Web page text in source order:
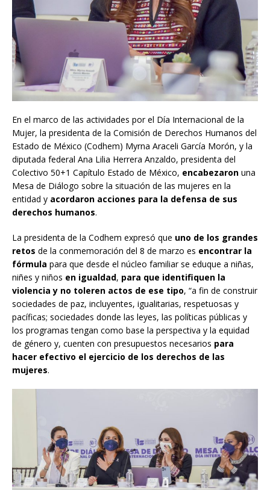
En el marco de las actividades por el Día Internacional de la
Mujer, la presidenta de la Comisión de Derechos Humanos del
Estado de México (Codhem) Myrna Araceli García Morón, y la
diputada federal Ana Lilia Herrera Anzaldo, presidenta del
Colectivo 50+1 Capítulo Estado de México, encabezaron una
Mesa de Diálogo sobre la situación de las mujeres en la
entidad y acordaron acciones para la defensa de sus
derechos humanos.
La presidenta de la Codhem expresó que uno de los grandes
retos de la conmemoración del 8 de marzo es encontrar la
fórmula para que desde el núcleo familiar se eduque a niñas,
niñes y niños en igualdad, para que identifiquen la
violencia y no toleren actos de ese tipo, “a fin de construir
sociedades de paz, incluyentes, igualitarias, respetuosas y
pacíficas; sociedades donde las leyes, las políticas públicas y
los programas tengan como base la perspectiva y la equidad
de género y, cuenten con presupuestos necesarios para
hacer efectivo el ejercicio de los derechos de las
mujeres.